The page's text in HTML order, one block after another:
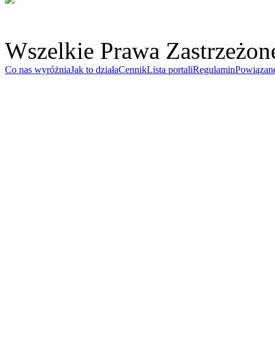
Wszelkie Prawa
Co nas wyróżniaJak to działaCennikLista portaliRegulamin